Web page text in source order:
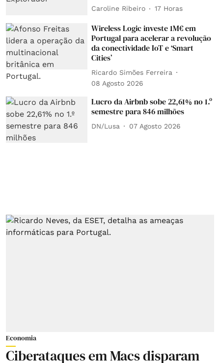
Caroline Ribeiro 17 Horas
Wireless Logic investe 1M€ em
Portugal para acelerar a revolução
da conectividade IoT e ‘Smart
Cities’
Ricardo Simões Ferreira
08 Agosto 2026
Lucro da Airbnb sobe 22,61% no 1.º
semestre para 846 milhões
DN/Lusa 07 Agosto 2026
Economia
Ciberataques em Macs disparam